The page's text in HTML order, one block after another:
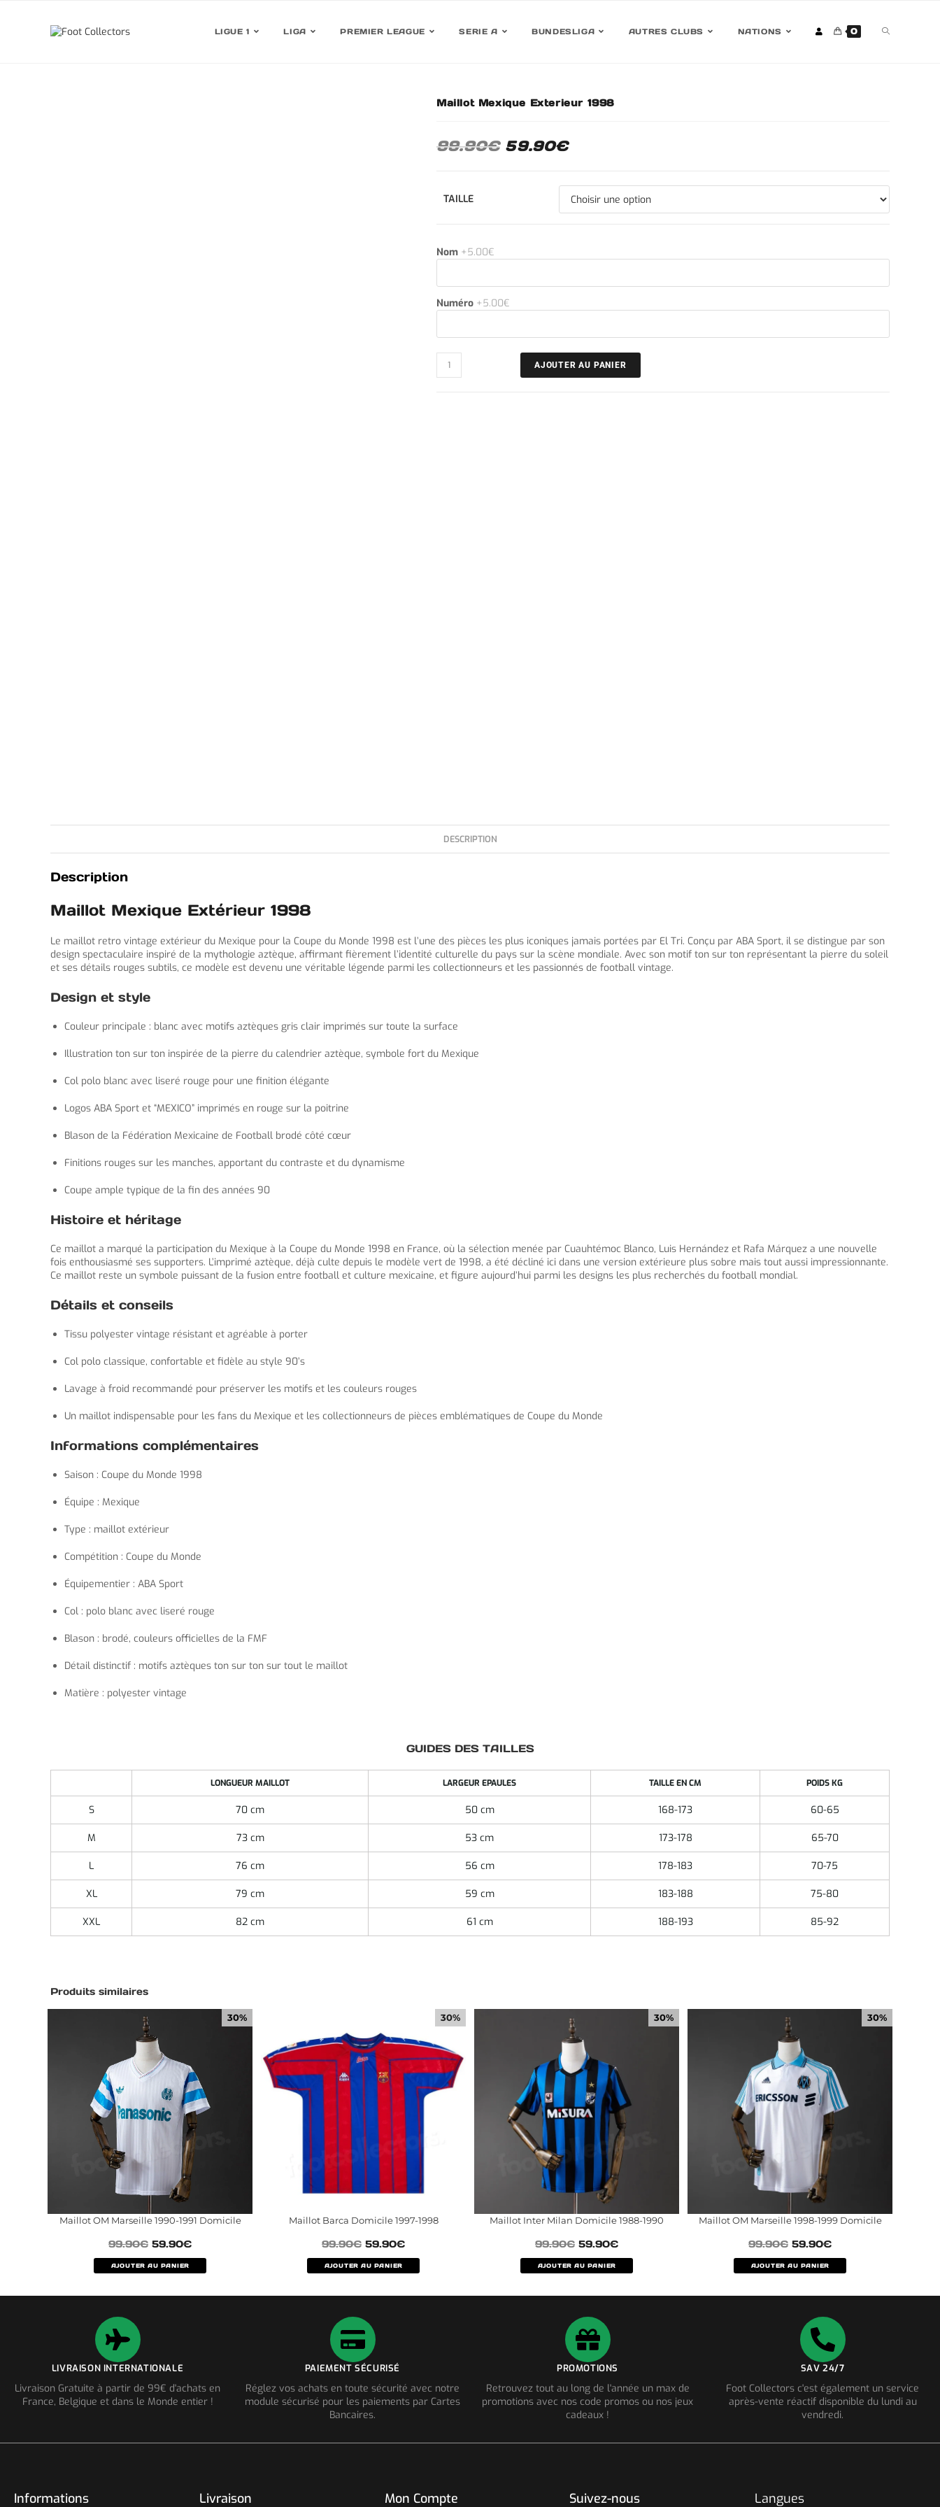
LIGUE 1 LIGA PREMIER LEAGUE SERIE A BUNDESLIGA AUTRES CLUBS NATIONS 0
Maillot Mexique Exterieur 1998
99.90€ 59.90€
TAILLE
Nom +5.00€
Numéro +5.00€
AJOUTER AU PANIER
DESCRIPTION
Description
Maillot Mexique Extérieur 1998
Le maillot retro vintage extérieur du Mexique pour la Coupe du Monde 1998 est l’une des pièces les plus iconiques jamais portées par El Tri. Conçu par ABA Sport, il se distingue par son
design spectaculaire inspiré de la mythologie aztèque, affirmant fièrement l’identité culturelle du pays sur la scène mondiale. Avec son motif ton sur ton représentant la pierre du soleil
et ses détails rouges subtils, ce modèle est devenu une véritable légende parmi les collectionneurs et les passionnés de football vintage.
Design et style
Couleur principale : blanc avec motifs aztèques gris clair imprimés sur toute la surface
Illustration ton sur ton inspirée de la pierre du calendrier aztèque, symbole fort du Mexique
Col polo blanc avec liseré rouge pour une finition élégante
Logos ABA Sport et “MEXICO” imprimés en rouge sur la poitrine
Blason de la Fédération Mexicaine de Football brodé côté cœur
Finitions rouges sur les manches, apportant du contraste et du dynamisme
Coupe ample typique de la fin des années 90
Histoire et héritage
Ce maillot a marqué la participation du Mexique à la Coupe du Monde 1998 en France, où la sélection menée par Cuauhtémoc Blanco, Luis Hernández et Rafa Márquez a une nouvelle
fois enthousiasmé ses supporters. L’imprimé aztèque, déjà culte depuis le modèle vert de 1998, a été décliné ici dans une version extérieure plus sobre mais tout aussi impressionnante.
Ce maillot reste un symbole puissant de la fusion entre football et culture mexicaine, et figure aujourd’hui parmi les designs les plus recherchés du football mondial.
Détails et conseils
Tissu polyester vintage résistant et agréable à porter
Col polo classique, confortable et fidèle au style 90’s
Lavage à froid recommandé pour préserver les motifs et les couleurs rouges
Un maillot indispensable pour les fans du Mexique et les collectionneurs de pièces emblématiques de Coupe du Monde
Informations complémentaires
Saison : Coupe du Monde 1998
Équipe : Mexique
Type : maillot extérieur
Compétition : Coupe du Monde
Équipementier : ABA Sport
Col : polo blanc avec liseré rouge
Blason : brodé, couleurs officielles de la FMF
Détail distinctif : motifs aztèques ton sur ton sur tout le maillot
Matière : polyester vintage
GUIDES DES TAILLES
LONGUEUR MAILLOT LARGEUR EPAULES TAILLE EN CM POIDS KG
S 70 cm 50 cm 168-173 60-65
M 73 cm 53 cm 173-178 65-70
L 76 cm 56 cm 178-183 70-75
XL 79 cm 59 cm 183-188 75-80
XXL 82 cm 61 cm 188-193 85-92
Produits similaires
30%
Maillot OM Marseille 1990-1991 Domicile
99.90€ 59.90€
AJOUTER AU PANIER
30%
Maillot Barca Domicile 1997-1998
99.90€ 59.90€
AJOUTER AU PANIER
30%
Maillot Inter Milan Domicile 1988-1990
99.90€ 59.90€
AJOUTER AU PANIER
30%
Maillot OM Marseille 1998-1999 Domicile
99.90€ 59.90€
AJOUTER AU PANIER
LIVRAISON INTERNATIONALE
Livraison Gratuite à partir de 99€ d'achats en
France, Belgique et dans le Monde entier !
PAIEMENT SÉCURISÉ
Réglez vos achats en toute sécurité avec notre
module sécurisé pour les paiements par Cartes
Bancaires.
PROMOTIONS
Retrouvez tout au long de l'année un max de
promotions avec nos code promos ou nos jeux
cadeaux !
SAV 24/7
Foot Collectors c'est également un service
après-vente réactif disponible du lundi au
vendredi.
Informations Livraison Mon Compte Suivez-nous Langues